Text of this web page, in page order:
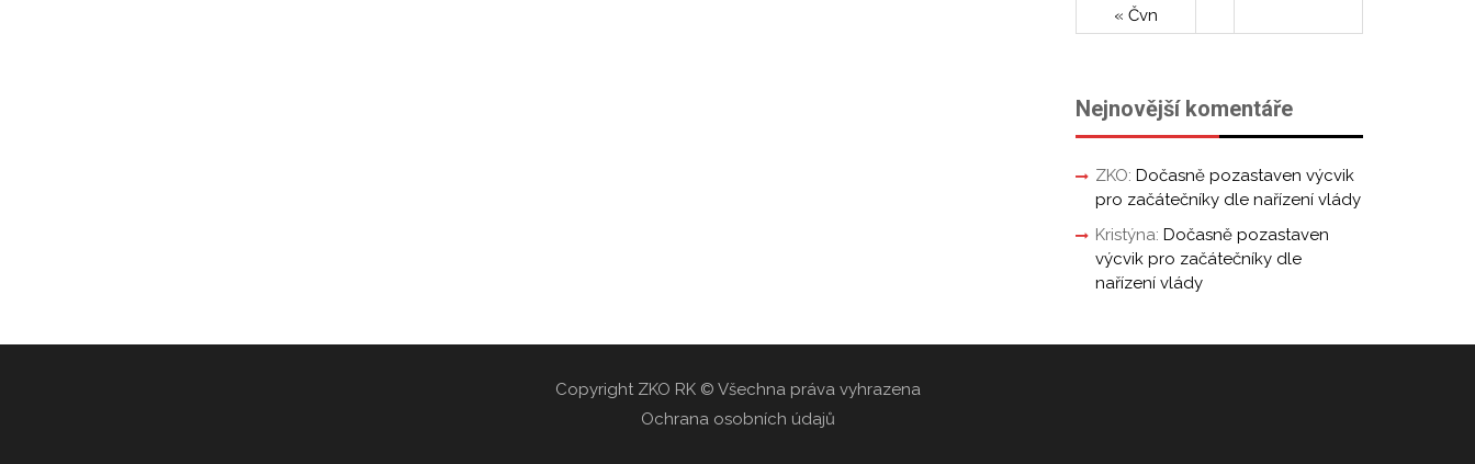
« Čvn
Nejnovější komentáře
ZKO: Dočasně pozastaven výcvik
pro začátečníky dle nařízení vlády
Kristýna: Dočasně pozastaven
výcvik pro začátečníky dle
nařízení vlády
Copyright ZKO RK © Všechna práva vyhrazena
Ochrana osobních údajů